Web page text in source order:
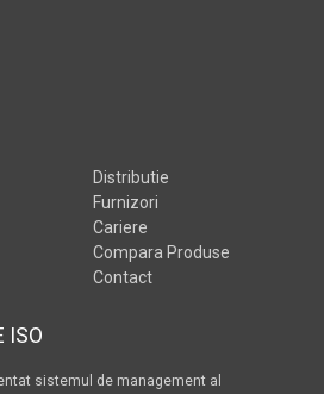
Distributie
Furnizori
Cariere
Compara Produse
Contact
ISO
sistemul de management al